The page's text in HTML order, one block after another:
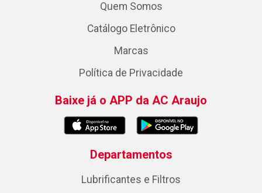
Quem Somos
Catálogo Eletrônico
Marcas
Política de Privacidade
Baixe já o APP da AC Araujo
Departamentos
Lubrificantes e Filtros